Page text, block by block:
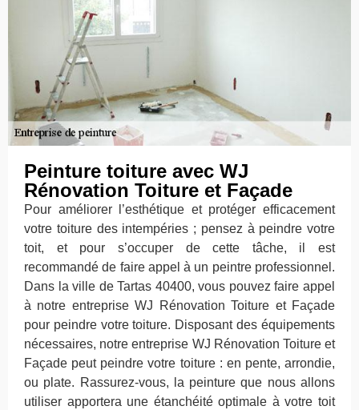
Peinture toiture avec WJ
Rénovation Toiture et Façade
Pour améliorer l’esthétique et protéger efficacement
votre toiture des intempéries ; pensez à peindre votre
toit, et pour s’occuper de cette tâche, il est
recommandé de faire appel à un peintre professionnel.
Dans la ville de Tartas 40400, vous pouvez faire appel
à notre entreprise WJ Rénovation Toiture et Façade
pour peindre votre toiture. Disposant des équipements
nécessaires, notre entreprise WJ Rénovation Toiture et
Façade peut peindre votre toiture : en pente, arrondie,
ou plate. Rassurez-vous, la peinture que nous allons
utiliser apportera une étanchéité optimale à votre toit